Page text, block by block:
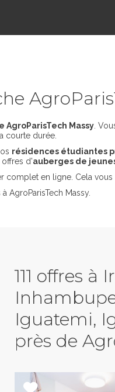
Massy .
courte durée.
résidences étudiantes
d'auberges de
complet en ligne. Cela
AgroParisTech Massy.
111 offres
Iguatemi,
près de